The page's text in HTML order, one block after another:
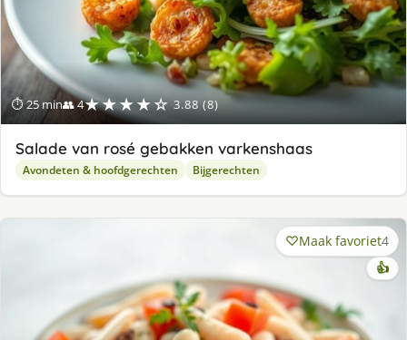
⏱ 25 min👥 4★★★★☆ 3.88 (8)
Salade van rosé gebakken varkenshaas
Avondeten & hoofdgerechten Bijgerechten
Maak favoriet4
👍